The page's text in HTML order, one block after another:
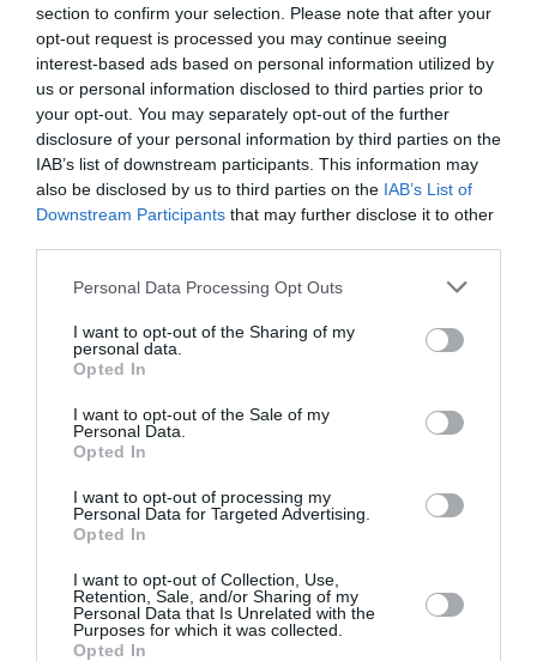
section to confirm your selection. Please note that after your
opt-out request is processed you may continue seeing
interest-based ads based on personal information utilized by
us or personal information disclosed to third parties prior to
your opt-out. You may separately opt-out of the further
disclosure of your personal information by third parties on the
IAB’s list of downstream participants. This information may
also be disclosed by us to third parties on the IAB’s List of
Downstream Participants that may further disclose it to other
Personal Data Processing Opt Outs
I want to opt-out of the Sharing of my
personal data.
Opted In
I want to opt-out of the Sale of my
Personal Data.
Opted In
I want to opt-out of processing my
Personal Data for Targeted Advertising.
Opted In
I want to opt-out of Collection, Use,
Retention, Sale, and/or Sharing of my
Personal Data that Is Unrelated with the
Purposes for which it was collected.
Opted In
Tags
ΕΚΔΟΣΕΙΣ ΚΕΔΡΟΣ
ΕΛΛΗΝΕΣ ΣΥΓΓΡΑΦΕΙΣ
ΠΕΖΟΓΡΑΦΙΑ
Newsletter
Κάθε βδομάδα στο e-mail σας τα τελευταία νέα για
Σχετικά Άρθρα